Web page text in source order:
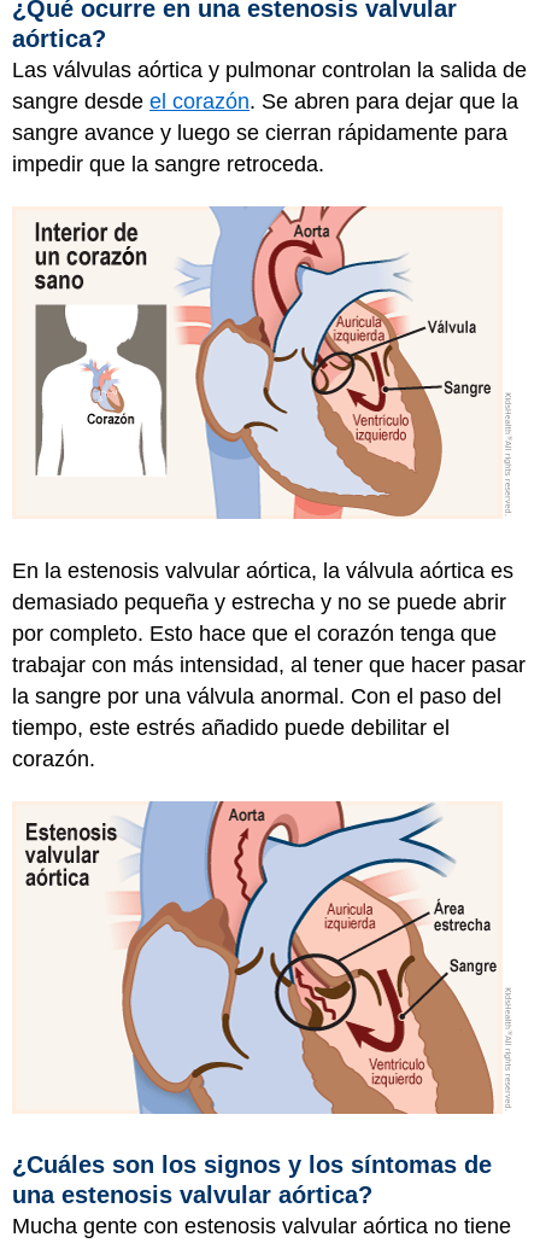
¿Qué ocurre en una estenosis valvular
aórtica?
Las válvulas aórtica y pulmonar controlan la salida de
sangre desde el corazón. Se abren para dejar que la
sangre avance y luego se cierran rápidamente para
impedir que la sangre retroceda.
En la estenosis valvular aórtica, la válvula aórtica es
demasiado pequeña y estrecha y no se puede abrir
por completo. Esto hace que el corazón tenga que
trabajar con más intensidad, al tener que hacer pasar
la sangre por una válvula anormal. Con el paso del
tiempo, este estrés añadido puede debilitar el
corazón.
¿Cuáles son los signos y los síntomas de
una estenosis valvular aórtica?
Mucha gente con estenosis valvular aórtica no tiene